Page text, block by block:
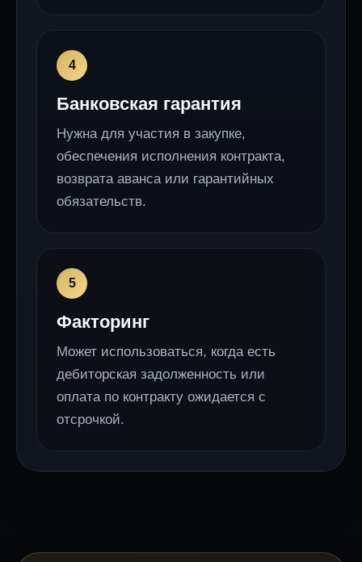
Банковская гарантия
Нужна для участия в закупке,
обеспечения исполнения контракта,
возврата аванса или гарантийных
обязательств.
Факторинг
Может использоваться, когда есть
дебиторская задолженность или
оплата по контракту ожидается с
отсрочкой.